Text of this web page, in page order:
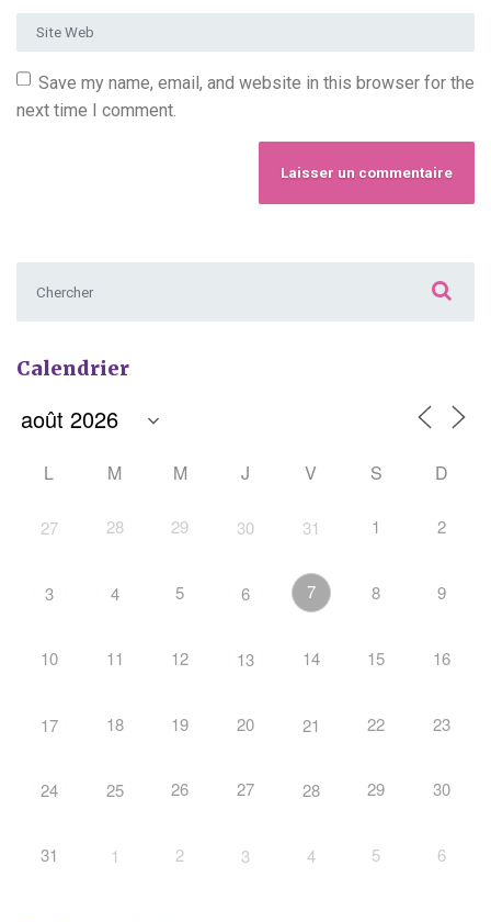
Site Web
Save my name, email, and website in this browser for the
next time I comment.
Calendrier
L M M J V S D
27 28 29 30 31 1 2
3 4 5 6 7 8 9
10 11 12 13 14 15 16
17 18 19 20 21 22 23
24 25 26 27 28 29 30
31 1 2 3 4 5 6